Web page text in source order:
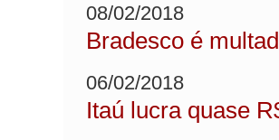
08/02/2018
Bradesco é
06/02/2018
Itaú lucra quase